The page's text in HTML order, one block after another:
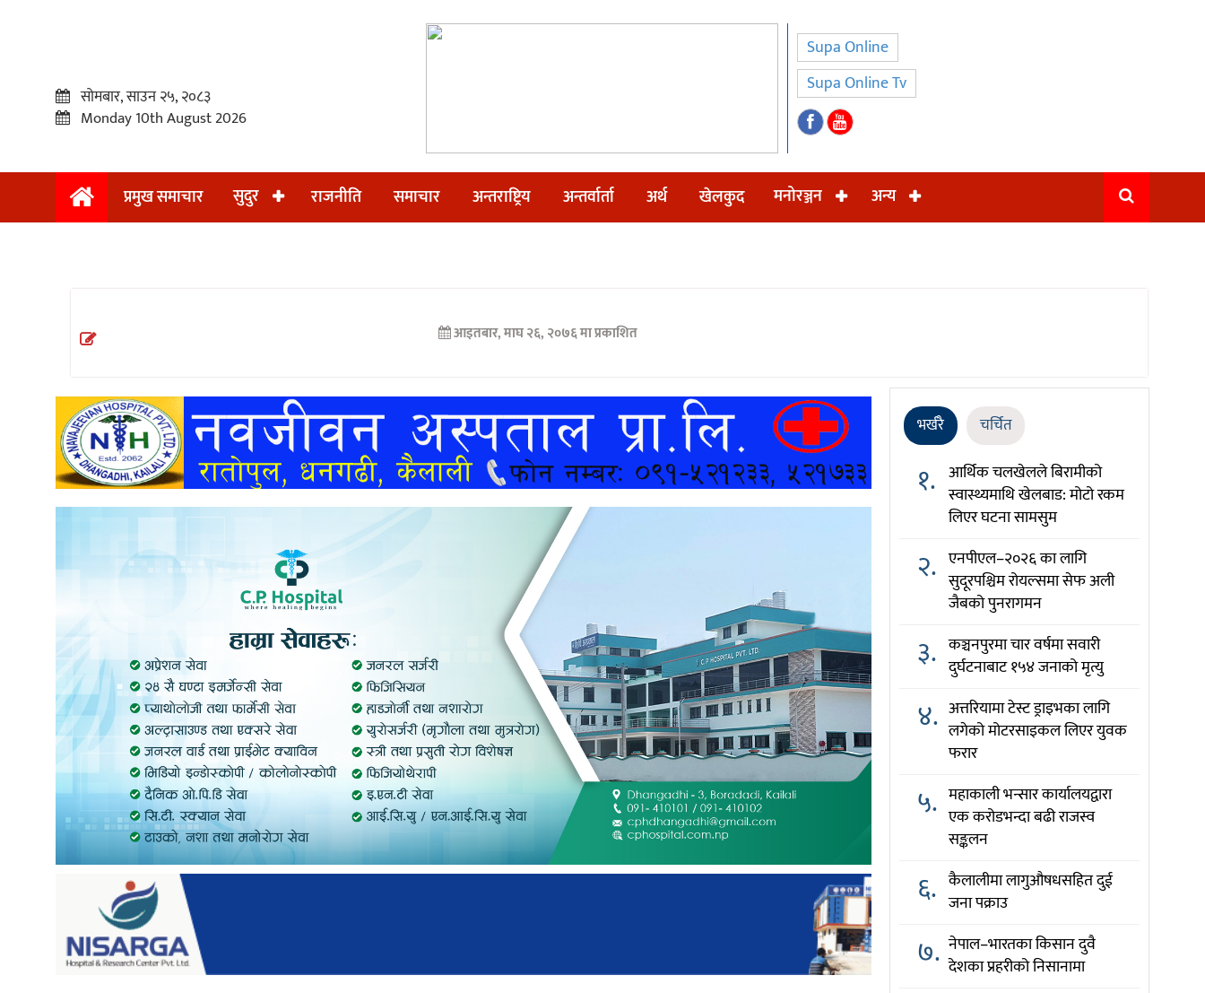
प्रमुख
अन्तराष्ट्रिय
अन्तर्वार्ता
खेलकुद
सोमबार, साउन २५, २०८३
Monday 10th August 2026
Supa Online
Supa Online Tv
प्रमुख समाचार सुदुर राजनीति समाचार अन्तराष्ट्रिय अन्तर्वार्ता अर्थ खेलकुद मनोरञ्जन अन्य
आइतबार, माघ २६, २०७६ मा प्रकाशित
भर्खरै चर्चित
१. आर्थिक चलखेलले बिरामीको
स्वास्थ्यमाथि खेलबाड: मोटो रकम
लिएर घटना सामसुम
२. एनपीएल–२०२६ का लागि
सुदूरपश्चिम रोयल्समा सेफ अली
जैबको पुनरागमन
३. कञ्चनपुरमा चार वर्षमा सवारी
दुर्घटनाबाट १५४ जनाको मृत्यु
४. अत्तरियामा टेस्ट ड्राइभका लागि
लगेको मोटरसाइकल लिएर युवक
फरार
५. महाकाली भन्सार कार्यालयद्वारा
एक करोडभन्दा बढी राजस्व
सङ्कलन
६. कैलालीमा लागुऔषधसहित दुई
जना पक्राउ
७. नेपाल–भारतका किसान दुवै
देशका प्रहरीको निसानामा